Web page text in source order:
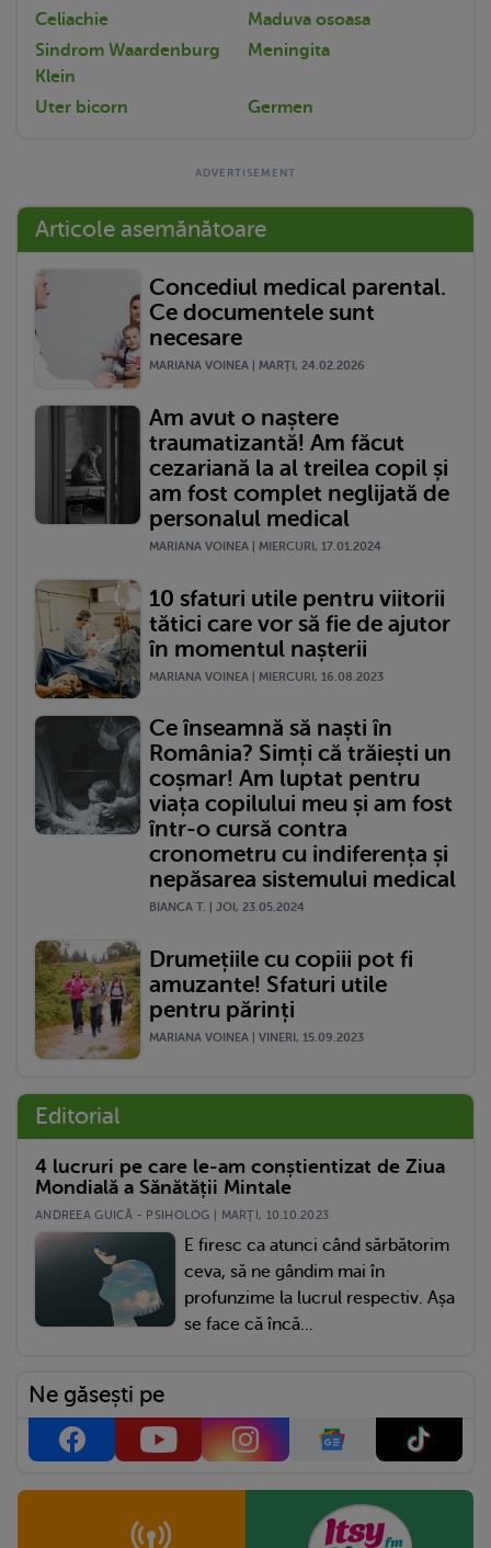
Celiachie
Maduva osoasa
Sindrom Waardenburg
Klein
Meningita
Uter bicorn Germen
Articole asemănătoare
Concediul medical parental.
Ce documentele sunt
necesare
MARIANA VOINEA | MARŢI, 24.02.2026
Am avut o naștere
traumatizantă! Am făcut
cezariană la al treilea copil și
am fost complet neglijată de
personalul medical
MARIANA VOINEA | MIERCURI, 17.01.2024
10 sfaturi utile pentru viitorii
tătici care vor să fie de ajutor
în momentul nașterii
MARIANA VOINEA | MIERCURI, 16.08.2023
Ce înseamnă să naști în
România? Simți că trăiești un
coșmar! Am luptat pentru
viața copilului meu și am fost
într-o cursă contra
cronometru cu indiferența și
nepăsarea sistemului medical
BIANCA T. | JOI, 23.05.2024
Drumețiile cu copiii pot fi
amuzante! Sfaturi utile
pentru părinți
MARIANA VOINEA | VINERI, 15.09.2023
Editorial
4 lucruri pe care le-am conștientizat de Ziua
Mondială a Sănătății Mintale
ANDREEA GUICĂ - PSIHOLOG | MARŢI, 10.10.2023
E firesc ca atunci când sărbătorim
ceva, să ne gândim mai în
profunzime la lucrul respectiv. Așa
se face că încă...
Ne găsești pe